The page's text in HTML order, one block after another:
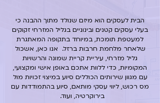
הבית לעסקים הוא מיזם שנולד מתוך ההבנה כי
בעלי עסקים קטנים ובינוניים בגליל המזרחי זקוקים
למעטפת תומכת, במיוחד בתקופה המאתגרת
שלאחר מלחמת חרבות ברזל. אנו כאן, אשכול
גליל מזרחי, עיריית קריית שמונה והרשויות
המקומיות, כדי ללוות אתכם באופן אישי ומקצועי,
עם מגוון שירותים הכוללים סיוע במיצוי זכויות מול
מס רכוש, ליווי עסקי מותאם, סיוע בהתמודדות עם
בירוקרטיה, ועוד.